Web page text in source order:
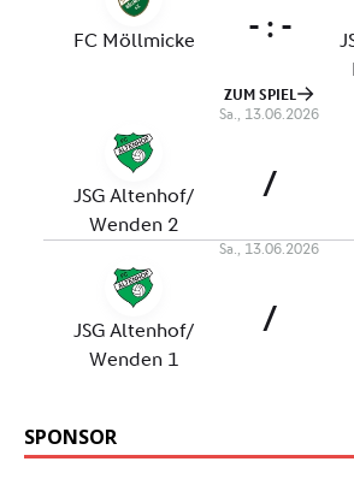
SPONSOR